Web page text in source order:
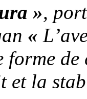
»,
«
forme
et la